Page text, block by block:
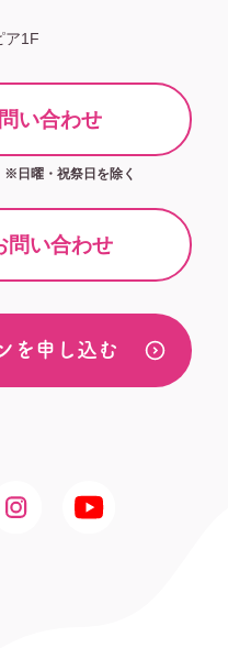
ア1F
い合わせ
※日 曜 ・祝祭日 を除く
問い合わせ
を申し込む